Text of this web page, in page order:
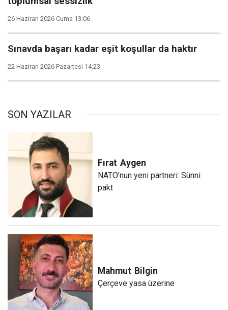
26 Haziran 2026 Cuma 13:06
Sınavda başarı kadar eşit koşullar da haktır
22 Haziran 2026 Pazartesi 14:23
SON YAZILAR
Fırat Aygen
NATO’nun yeni partneri: Sünni
pakt
Mahmut Bilgin
Çerçeve yasa üzerine